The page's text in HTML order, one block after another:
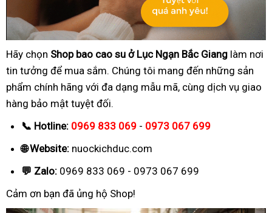
Hãy chọn Shop bao cao su ở Lục Ngạn Bắc Giang làm nơi
tin tưởng để mua sắm. Chúng tôi mang đến những sản
phẩm chính hãng với đa dạng mẫu mã, cùng dịch vụ giao
hàng bảo mật tuyệt đối.
📞 Hotline: 0969 833 069 - 0973 067 699
🌐 Website: nuockichduc.com
💬 Zalo: 0969 833 069 - 0973 067 699
Cảm ơn bạn đã ủng hộ Shop!